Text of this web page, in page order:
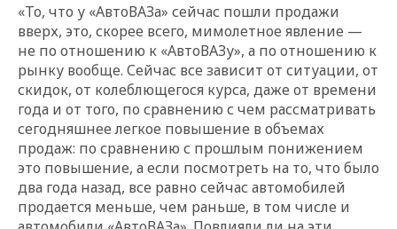
«То, что у «АвтоВАЗа» сейчас пошли продажи
вверх, это, скорее всего, мимолетное явление —
не по отношению к «АвтоВАЗу», а по отношению к
рынку вообще. Сейчас все зависит от ситуации, от
скидок, от колеблющегося курса, даже от времени
года и от того, по сравнению с чем рассматривать
сегодняшнее легкое повышение в объемах
продаж: по сравнению с прошлым понижением
это повышение, а если посмотреть на то, что было
два года назад, все равно сейчас автомобилей
продается меньше, чем раньше, в том числе и